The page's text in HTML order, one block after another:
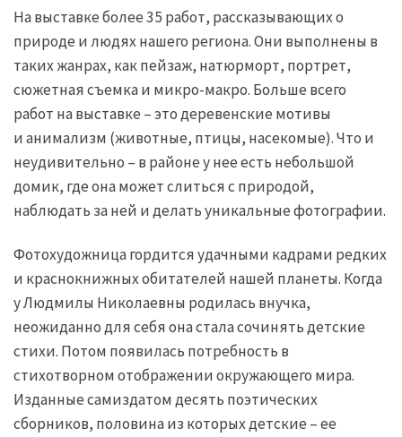
На выставке более 35 работ, рассказывающих о
природе и людях нашего региона. Они выполнены в
таких жанрах, как пейзаж, натюрморт, портрет,
сюжетная съемка и микро-макро. Больше всего
работ на выставке – это деревенские мотивы
и анимализм (животные, птицы, насекомые). Что и
неудивительно – в районе у нее есть небольшой
домик, где она может слиться с природой,
наблюдать за ней и делать уникальные фотографии.
Фотохудожница гордится удачными кадрами редких
и краснокнижных обитателей нашей планеты. Когда
у Людмилы Николаевны родилась внучка,
неожиданно для себя она стала сочинять детские
стихи. Потом появилась потребность в
стихотворном отображении окружающего мира.
Изданные самиздатом десять поэтических
сборников, половина из которых детские – ее